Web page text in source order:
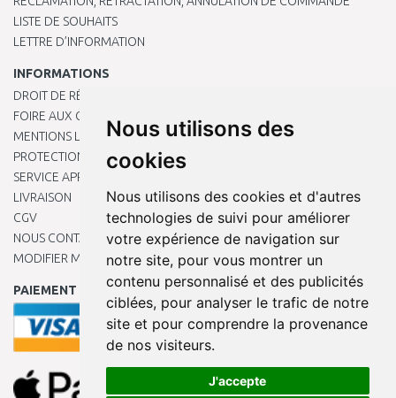
Nous utilisons des
cookies
Nous utilisons des cookies et d'autres
technologies de suivi pour améliorer
votre expérience de navigation sur
notre site, pour vous montrer un
contenu personnalisé et des publicités
ciblées, pour analyser le trafic de notre
site et pour comprendre la provenance
de nos visiteurs.
J'accepte
LISTE DE SOUHAITS
LETTRE D’INFORMATION
INFORMATIONS
DROIT DE RÉTRACTATION
FOIRE AUX QUESTIONS
MENTIONS LÉGALES
PROTECTION DES DONNÉES PERSONNELLES
SERVICE APRÈS-VENTE
LIVRAISON
CGV
NOUS CONTACTER
MODIFIER MES PRÉFÉRENCES DE COOKIES
PAIEMENT EN LIGNE